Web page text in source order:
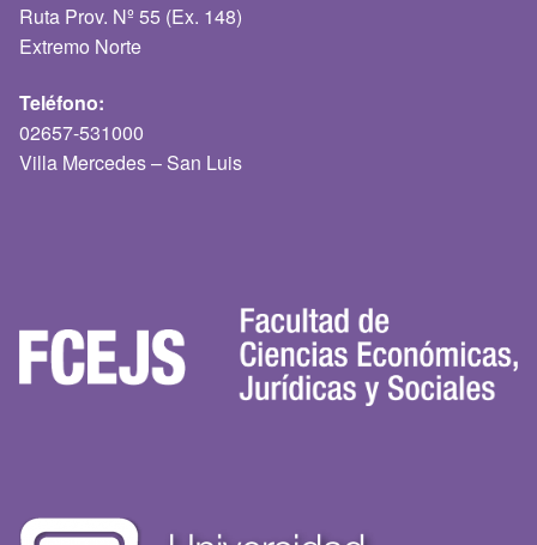
Ruta Prov. Nº 55 (Ex. 148)
Extremo Norte
Teléfono:
02657-531000
Villa Mercedes – San Luis